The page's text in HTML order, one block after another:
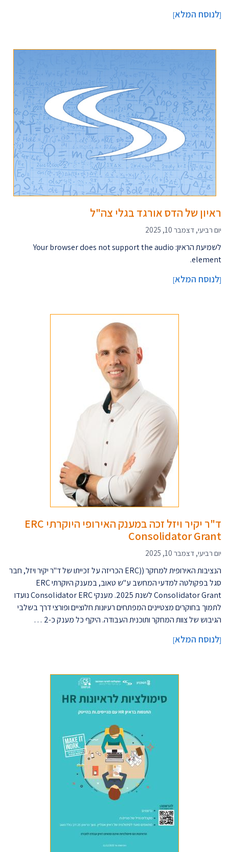
[לנוסח המלא]
ראיון של הדס אורגד בגלי צה"ל
יום רביעי, דצמבר 10, 2025
לשמיעת הראיון: Your browser does not support the audio
element.
[לנוסח המלא]
ד"ר יקיר ויזל זכה במענק האירופי היוקרתי ERC
Consolidator Grant
יום רביעי, דצמבר 10, 2025
הנציבות האירופית למחקר ((ERC הכריזה על זכייתו של ד"ר יקיר ויזל, חבר
סגל בפקולטה למדעי המחשב ע"ש טאוב, במענק היוקרתי ERC
Consolidator Grant לשנת 2025. מענקי Consolidator ERC נועדו
לתמוך בחוקרים מצטיינים המפתחים רעיונות חלוציים ופורצי דרך בשלבי
הגיבוש של צוות המחקר ותוכנית העבודה. היקף כל מענק כ-2 …
[לנוסח המלא]